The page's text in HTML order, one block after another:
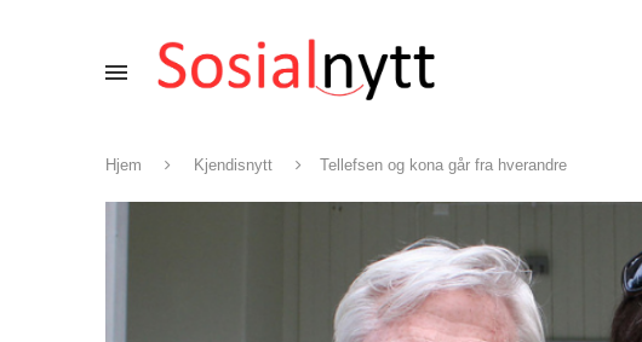
Hjem Kjendisnytt Tellefsen og kona går fra hverandre